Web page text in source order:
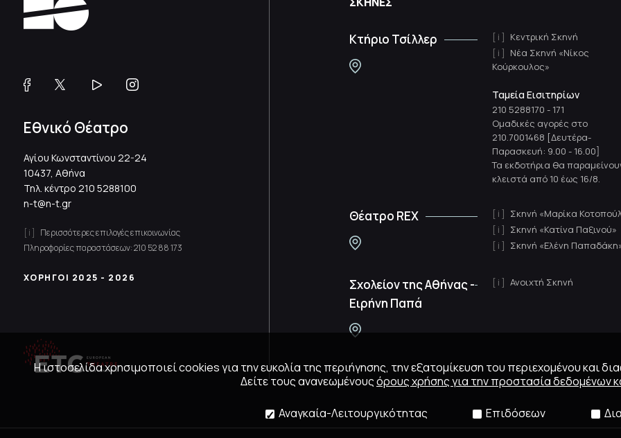
Κτήριο Τσίλλερ
Κεντρική Σκηνή
Νέα Σκηνή «Νίκος
Κούρκουλος»
Ταμεία Εισιτηρίων
210 5288170 - 171
Ομαδικές αγορές στο
210.7001468 [Δευτέρα-
Παρασκευή: 9.00 - 16.00]
Τα εκδοτήρια θα
κλειστά από 10 έως 16/8.
Θέατρο REX
Σκηνή «Μαρίκα
Σκηνή «Κατίνα Παξινού»
Σκηνή «Ελένη
Σχολείον της Αθήνας -
Ειρήνη Παπά
Ανοιχτή Σκηνή
Εθνικό Θέατρο
Αγίου Κωνσταντίνου 22-24
10437, Αθήνα
Τηλ. κέντρο 210 5288100
n-t@n-t.gr
Περισσότερες επιλογές επικοινωνίας
Πληροφορίες παραστάσεων:210 52 88 173
ΧΟΡΗΓΟΙ 2025 - 2026
Η ιστοσελίδα χρησιμοποιεί cookies για την ευκολία της περιήγησης, την εξατομίκευση του περιεχομένου και
Δείτε τους ανανεωμένουςόρους χρήσης για την προστασία δεδομένων
Αναγκαία-Λειτουργικότητας Επιδόσεων